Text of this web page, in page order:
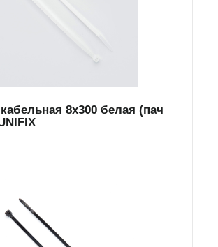
8х300 белая (пач